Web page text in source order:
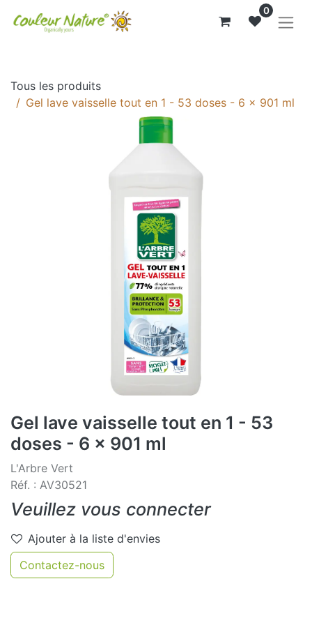
0
Tous les produits
Gel lave vaisselle tout en 1 - 53 doses - 6 x 901 ml
Gel lave vaisselle tout en 1 - 53
doses - 6 x 901 ml
L'Arbre Vert
Réf. : AV30521
Veuillez vous connecter
Ajouter à la liste d'envies
Contactez-nous